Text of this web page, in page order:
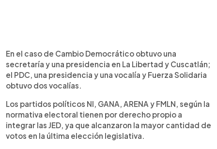
En el caso de Cambio Democrático obtuvo una
secretaría y una presidencia en La Libertad y Cuscatlán;
el PDC, una presidencia y una vocalía y Fuerza Solidaria
obtuvo dos vocalías.
Los partidos políticos NI, GANA, ARENA y FMLN, según la
normativa electoral tienen por derecho propio a
integrar las JED, ya que alcanzaron la mayor cantidad de
votos en la última elección legislativa.